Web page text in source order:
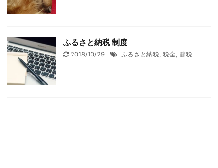
ふるさと納税 制度
2018/10/29 ふるさと納税, 税金, 節税